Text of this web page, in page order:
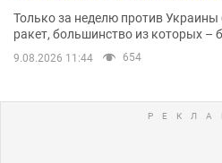
Одессе
Только за неделю против
ракет, большинство из которых –
9.08.2026 11:44 654